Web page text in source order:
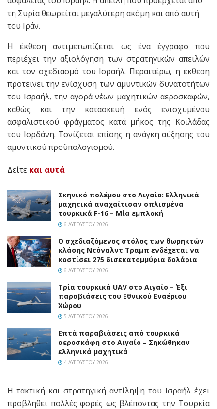
τη Συρία θεωρείται μεγαλύτερη ακόμη και από αυτή
του Ιράν.
Η έκθεση αντιμετωπίζεται ως ένα έγγραφο που
περιέχει την αξιολόγηση των στρατηγικών απειλών
και τον σχεδιασμό του Ισραήλ. Περαιτέρω, η έκθεση
προτείνει την ενίσχυση των αμυντικών δυνατοτήτων
του Ισραήλ, την αγορά νέων μαχητικών αεροσκαφών,
καθώς και την κατασκευή ενός ενισχυμένου
ασφαλιστικού φράγματος κατά μήκος της Κοιλάδας
του Ιορδάνη. Τονίζεται επίσης η ανάγκη αύξησης του
αμυντικού προϋπολογισμού.
Δείτε και αυτά
Σκηνικό πολέμου στο Αιγαίο: Ελληνικά
μαχητικά αναχαίτισαν οπλισμένα
τουρκικά F-16 – Μία εμπλοκή
6 ΑΥΓΟΎΣΤΟΥ 2026
Ο σχεδιαζόμενος στόλος των θωρηκτών
κλάσης Ντόναλντ Τραμπ ενδέχεται να
κοστίσει 275 δισεκατομμύρια δολάρια
6 ΑΥΓΟΎΣΤΟΥ 2026
Τρία τουρκικά UAV στο Αιγαίο – Έξι
παραβιάσεις του Εθνικού Εναέριου
Χώρου
5 ΑΥΓΟΎΣΤΟΥ 2026
Επτά παραβιάσεις από τουρκικά
αεροσκάφη στο Αιγαίο – Σηκώθηκαν
ελληνικά μαχητικά
4 ΑΥΓΟΎΣΤΟΥ 2026
Η τακτική και στρατηγική αντίληψη του Ισραήλ έχει
προβληθεί πολλές φορές ως βλέποντας την Τουρκία